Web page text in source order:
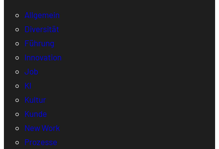
Allgemein
Diversität
Führung
Innovation
Job
KI
Kultur
Kunde
New Work
Prozesse